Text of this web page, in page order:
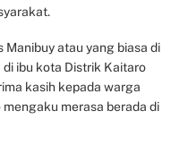
Manibuy atau yang biasa di
ibu kota Distrik Kaitaro
kasih kepada warga
merasa berada di